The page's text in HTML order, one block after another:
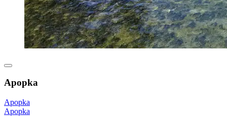
Apopka
Apopka
Apopka